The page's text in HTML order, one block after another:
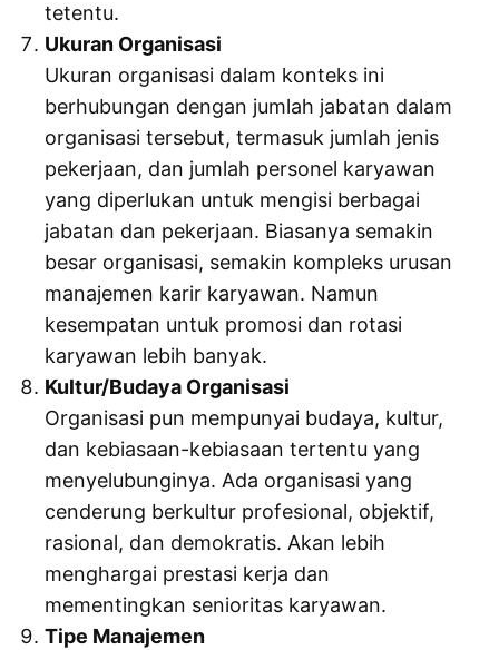
tetentu.
Ukuran Organisasi
Ukuran organisasi dalam konteks ini
berhubungan dengan jumlah jabatan dalam
organisasi tersebut, termasuk jumlah jenis
pekerjaan, dan jumlah personel karyawan
yang diperlukan untuk mengisi berbagai
jabatan dan pekerjaan. Biasanya semakin
besar organisasi, semakin kompleks urusan
manajemen karir karyawan. Namun
kesempatan untuk promosi dan rotasi
karyawan lebih banyak.
Kultur/Budaya Organisasi
Organisasi pun mempunyai budaya, kultur,
dan kebiasaan-kebiasaan tertentu yang
menyelubunginya. Ada organisasi yang
cenderung berkultur profesional, objektif,
rasional, dan demokratis. Akan lebih
menghargai prestasi kerja dan
mementingkan senioritas karyawan.
Tipe Manajemen